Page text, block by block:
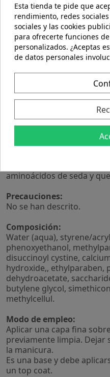
Descripción
Detalles del producto
Previene la
el astillado de las uñas y
flexibilidad. Su fórmula
aminoácidos de seda y
Precauciones:
No se han descrito.
Composición:
Water (aqua), styrene/
phenoxyethanol,
disuccinoyl cystine,
hydroxide,, ethylparaben,
dehydroacetate,
butylene glycol,
methylcellul.
Modo de empleo:
Aplicar una capa fina
previamente limpia. Dejar
la manicura.
Es una base y debe
un top coat.
Esta tienda te pide que
rendimiento, redes
sociales y las cookies
para ofrecerte funciones
personalizados. ¿Aceptas
de datos personales